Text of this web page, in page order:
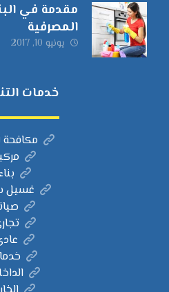
مقدمة في
المصرفية
يونيو 10, 2017
خدمات
مكافحة
غسيل